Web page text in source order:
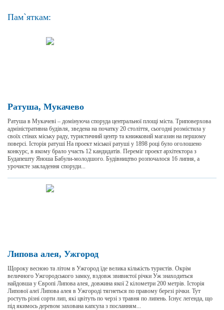
Пам`яткам:
Ратуша, Мукачево
Ратуша в Мукачеві – домінуюча споруда центральної площі міста. Триповерхова
адміністративна будівля, зведена на початку 20 століття, сьогодні розмістила у
своїх стінах міську раду, туристичний центр та книжковий магазин на першому
поверсі. Історія ратуші На проект міської ратуші у 1898 році було оголошено
конкурс, в якому брало участь 12 кандидатів. Переміг проект архітектора з
Будапешту Яноша Бабули-молодшого. Будівництво розпочалося 16 липня, а
урочисте закладення споруди...
Липова алея, Ужгород
Щороку весною та літом в Ужгород їде велика кількість туристів. Окрім
величного Ужгородського замку, вздовж звивистої річки Уж знаходиться
найдовша у Європі Липова алея, довжина якої 2 кілометри 200 метрів. Історія
Липової алеї Липова алея в Ужгороді тягнеться по правому березі річки. Тут
ростуть різні сорти лип, які цвітуть по черзі з травня по липень. Існує легенда, що
під якимось деревом захована капсула з посланням...